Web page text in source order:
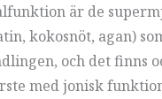
är de
kokosnöt, agan)
och det finns
med jonisk